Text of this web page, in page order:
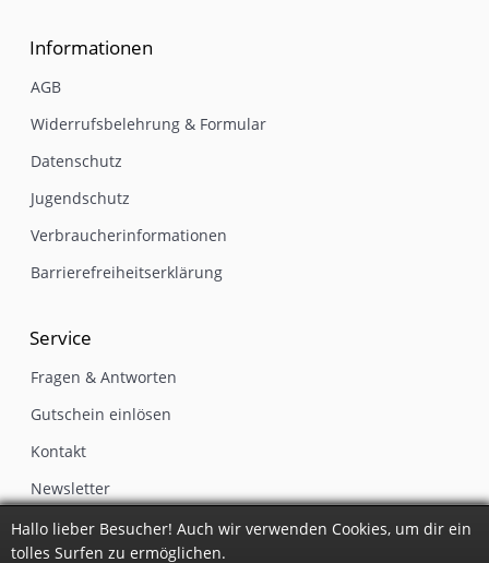
Informationen
AGB
Widerrufsbelehrung & Formular
Datenschutz
Jugendschutz
Verbraucherinformationen
Barrierefreiheitserklärung
Service
Fragen & Antworten
Gutschein einlösen
Kontakt
Newsletter
Impressum
Hallo lieber Besucher! Auch wir verwenden Cookies, um dir ein
tolles Surfen zu ermöglichen.